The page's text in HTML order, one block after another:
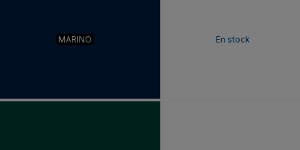
MARINO En stock